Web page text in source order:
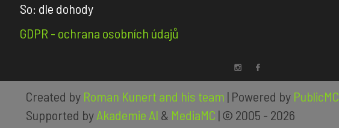
So: dle dohody
GDPR - ochrana osobních údajů
Created by Roman Kunert and his team | Powered by PublicMC
Supported byAkademie AI & MediaMC | © 2005 - 2026